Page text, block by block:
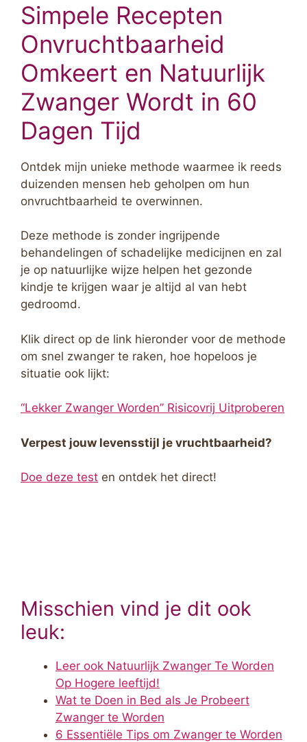
Simpele Recepten
Onvruchtbaarheid
Omkeert en Natuurlijk
Zwanger Wordt in 60
Dagen Tijd
Ontdek mijn unieke methode waarmee ik reeds
duizenden mensen heb geholpen om hun
onvruchtbaarheid te overwinnen.
Deze methode is zonder ingrijpende
behandelingen of schadelijke medicijnen en zal
je op natuurlijke wijze helpen het gezonde
kindje te krijgen waar je altijd al van hebt
gedroomd.
Klik direct op de link hieronder voor de methode
om snel zwanger te raken, hoe hopeloos je
situatie ook lijkt:
“Lekker Zwanger Worden” Risicovrij Uitproberen
Verpest jouw levensstijl je vruchtbaarheid?
Doe deze test en ontdek het direct!
Misschien vind je dit ook
leuk:
Leer ook Natuurlijk Zwanger Te Worden
Op Hogere leeftijd!
Wat te Doen in Bed als Je Probeert
Zwanger te Worden
6 Essentiële Tips om Zwanger te Worden